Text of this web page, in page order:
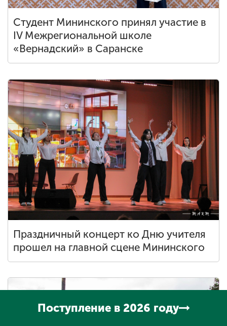
Студент Мининского принял участие в
IV Межрегиональной школе
«Вернадский» в Саранске
Праздничный концерт ко Дню учителя
прошел на главной сцене Мининского
Поступление в 2026 году